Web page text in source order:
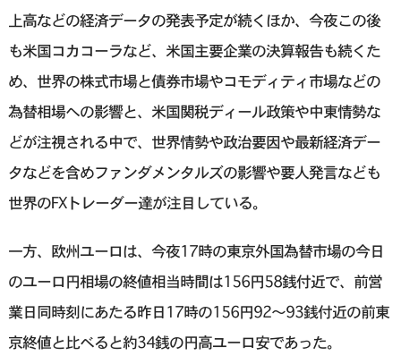
上高などの経済データの発表予定が続くほか、今夜この後
も米国コカコーラなど、米国主要企業の決算報告も続くた
め、世界の株式市場と債券市場やコモディティ市場などの
為替相場への影響と、米国関税ディール政策や中東情勢な
どが注視される中で、世界情勢や政治要因や最新経済デー
タなどを含めファンダメンタルズの影響や要人発言なども
世界のFXトレーダー達が注目している。
一方、欧州ユーロは、今夜17時の東京外国為替市場の今日
のユーロ円相場の終値相当時間は156円58銭付近で、前営
業日同時刻にあたる昨日17時の156円92〜93銭付近の前東
京終値と比べると約34銭の円高ユーロ安であった。